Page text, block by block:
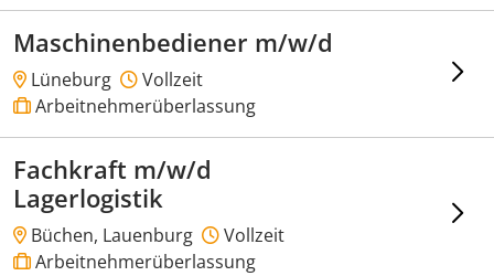
Maschinenbediener m/w/d
Lüneburg
Vollzeit
Arbeitnehmerüberlassung
Fachkraft m/w/d
Lagerlogistik
Büchen, Lauenburg
Vollzeit
Arbeitnehmerüberlassung